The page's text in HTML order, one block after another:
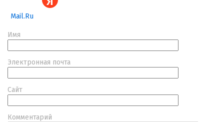
Mail.Ru
Имя
Электронная почта
Сайт
Комментарий